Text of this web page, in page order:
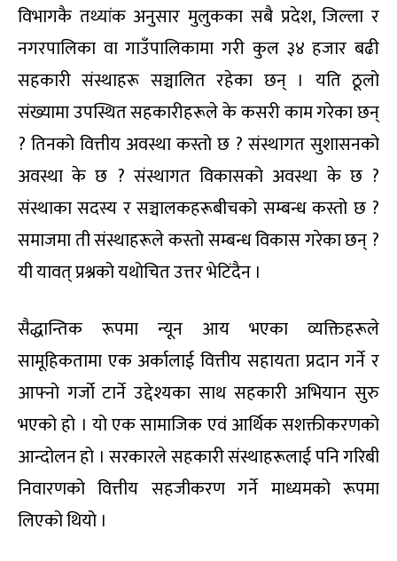
विभागकै तथ्यांक अनुसार मुलुकका सबै प्रदेश, जिल्ला र
नगरपालिका वा गाउँपालिकामा गरी कुल ३४ हजार बढी
सहकारी संस्थाहरू सञ्चालित रहेका छन् । यति ठूलो
संख्यामा उपस्थित सहकारीहरूले के कसरी काम गरेका छन्
? तिनको वित्तीय अवस्था कस्तो छ ? संस्थागत सुशासनको
अवस्था के छ ? संस्थागत विकासको अवस्था के छ ?
संस्थाका सदस्य र सञ्चालकहरूबीचको सम्बन्ध कस्तो छ ?
समाजमा ती संस्थाहरूले कस्तो सम्बन्ध विकास गरेका छन् ?
यी यावत् प्रश्नको यथोचित उत्तर भेटिंदैन ।
सैद्धान्तिक रूपमा न्यून आय भएका व्यक्तिहरूले
सामूहिकतामा एक अर्कालाई वित्तीय सहायता प्रदान गर्ने र
आफ्नो गर्जो टार्ने उद्देश्यका साथ सहकारी अभियान सुरु
भएको हो । यो एक सामाजिक एवं आर्थिक सशक्तीकरणको
आन्दोलन हो । सरकारले सहकारी संस्थाहरूलाई पनि गरिबी
निवारणको वित्तीय सहजीकरण गर्ने माध्यमको रूपमा
लिएको थियो ।